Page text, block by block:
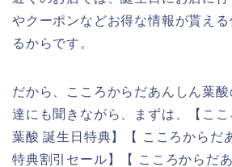
やクーポンなどお得な情報が貰え
るからです。
だから、こころからだあんしん葉
達にも聞きながら、まずは、【こ
葉酸 誕生日特典】【 こころからだ
特典割引セール】【 こころからだ